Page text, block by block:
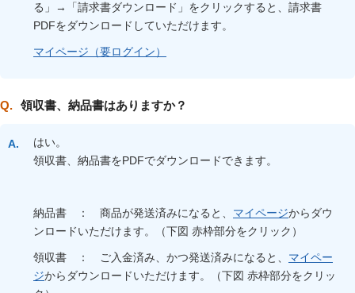
る」→「請求書ダウンロード」をクリックすると、請求書
PDFをダウンロードしていただけます。
マイページ（要ログイン）
領収書、納品書はありますか？
はい。
領収書、納品書をPDFでダウンロードできます。
納品書 ： 商品が発送済みになると、 マイページからダウ
ンロードいただけます。（下図 赤枠部分をクリック）
領収書 ： ご入金済み、かつ発送済みになると、 マイペー
ジからダウンロードいただけます。（下図 赤枠部分をクリッ